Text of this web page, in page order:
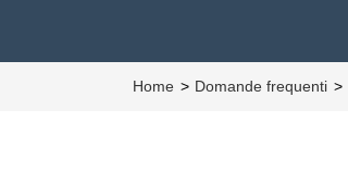
Home Domande frequenti